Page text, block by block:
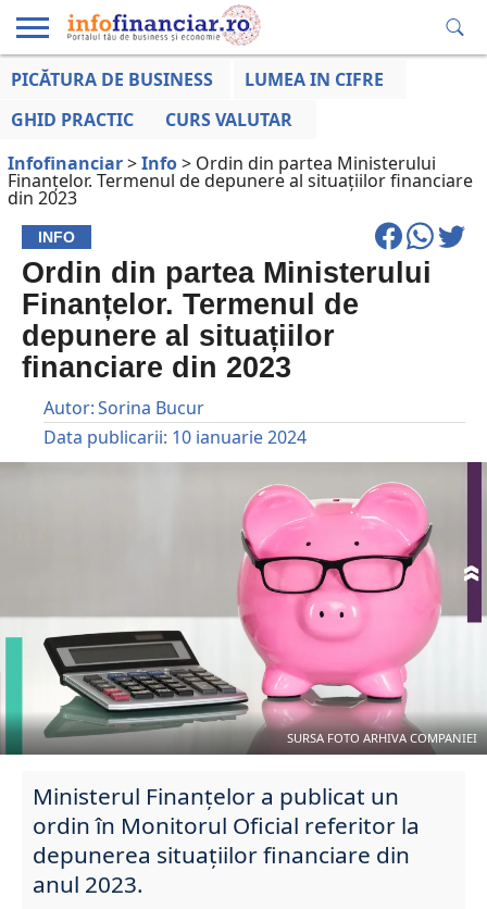
EDUCAȚIE
LA ZI
AFACERILOR
PICĂTURA DE BUSINESS
LUMEA IN CIFRE
GHID PRACTIC
CURS VALUTAR
Infofinanciar>Info> Ordin din partea Ministerului
Finanțelor. Termenul de depunere al situațiilor financiare
din 2023
INFO
Ordin din partea Ministerului
Finanțelor. Termenul de
depunere al situațiilor
financiare din 2023
Autor:Sorina Bucur
Data publicarii: 10 ianuarie 2024
SURSA FOTO ARHIVA COMPANIEI
Ministerul Finanțelor a publicat un
ordin în Monitorul Oficial referitor la
depunerea situațiilor financiare din
anul 2023.